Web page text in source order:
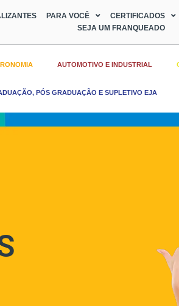
PARA VOCÊ CERTIFICADOS
SEJA UM FRANQUEADO
AUTOMOTIVO E INDUSTRIAL
PÓS GRADUAÇÃO E SUPLETIVO EJA